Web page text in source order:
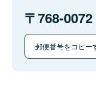
768-0072
郵便番号をコピー